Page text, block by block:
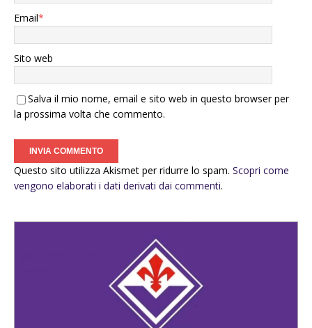
Email*
Sito web
Salva il mio nome, email e sito web in questo browser per
la prossima volta che commento.
Questo sito utilizza Akismet per ridurre lo spam. Scopri come
vengono elaborati i dati derivati dai commenti.